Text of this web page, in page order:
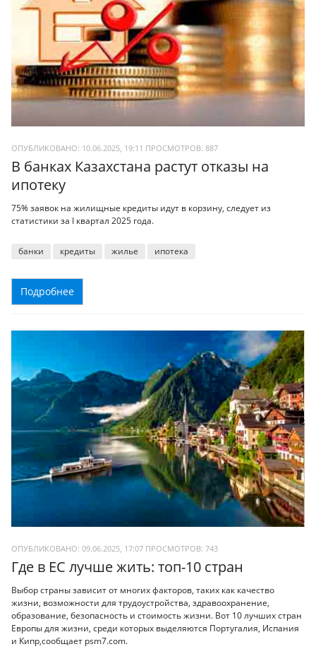
ОПУБЛИКОВАНО: 10.06.2025, 19:11 ПРОСМОТРОВ: 887
В банках Казахстана растут отказы на
ипотеку
75% заявок на жилищные кредиты идут в корзину, следует из
статистики за I квартал 2025 года.
банки кредиты жилье ипотека
Подробнее
ОПУБЛИКОВАНО: 09.06.2025, 17:07 ПРОСМОТРОВ: 743
Где в ЕС лучше жить: топ-10 стран
Выбор страны зависит от многих факторов, таких как качество
жизни, возможности для трудоустройства, здравоохранение,
образование, безопасность и стоимость жизни. Вот 10 лучших стран
Европы для жизни, среди которых выделяются Португалия, Испания
и Кипр,сообщает psm7.com.